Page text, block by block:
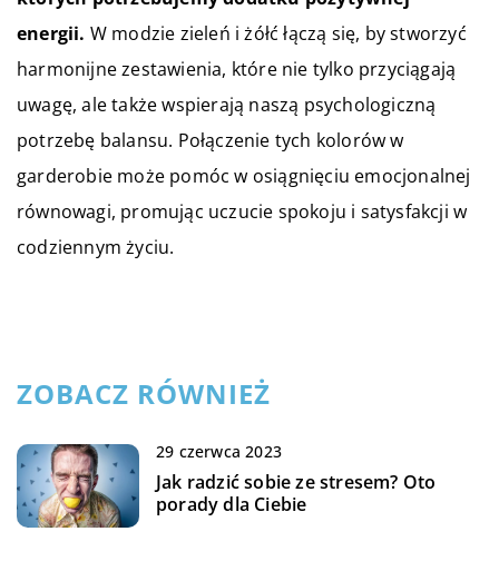
energii. W modzie zieleń i żółć łączą się, by stworzyć
harmonijne zestawienia, które nie tylko przyciągają
uwagę, ale także wspierają naszą psychologiczną
potrzebę balansu. Połączenie tych kolorów w
garderobie może pomóc w osiągnięciu emocjonalnej
równowagi, promując uczucie spokoju i satysfakcji w
codziennym życiu.
ZOBACZ RÓWNIEŻ
29 czerwca 2023
Jak radzić sobie ze stresem? Oto
porady dla Ciebie